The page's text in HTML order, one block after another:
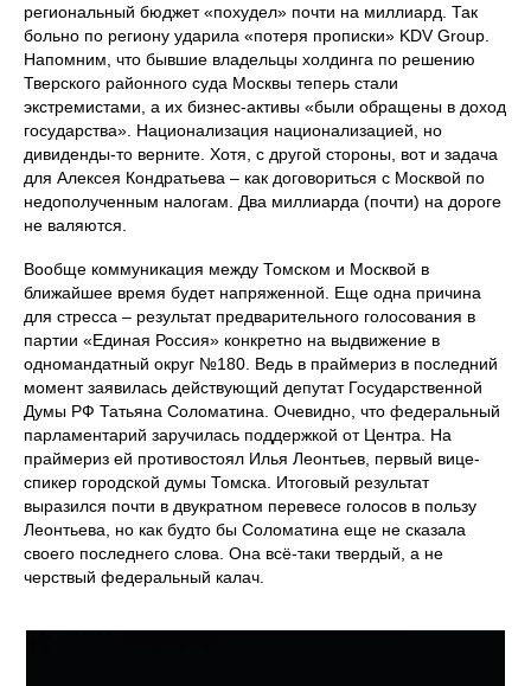
региональный бюджет «похудел» почти на миллиард. Так
больно по региону ударила «потеря прописки» KDV Group.
Напомним, что бывшие владельцы холдинга по решению
Тверского районного суда Москвы теперь стали
экстремистами, а их бизнес-активы «были обращены в доход
государства». Национализация национализацией, но
дивиденды-то верните. Хотя, с другой стороны, вот и задача
для Алексея Кондратьева – как договориться с Москвой по
недополученным налогам. Два миллиарда (почти) на дороге
не валяются.
Вообще коммуникация между Томском и Москвой в
ближайшее время будет напряженной. Еще одна причина
для стресса – результат предварительного голосования в
партии «Единая Россия» конкретно на выдвижение в
одномандатный округ №180. Ведь в праймериз в последний
момент заявилась действующий депутат Государственной
Думы РФ Татьяна Соломатина. Очевидно, что федеральный
парламентарий заручилась поддержкой от Центра. На
праймериз ей противостоял Илья Леонтьев, первый вице-
спикер городской думы Томска. Итоговый результат
выразился почти в двукратном перевесе голосов в пользу
Леонтьева, но как будто бы Соломатина еще не сказала
своего последнего слова. Она всё-таки твердый, а не
черствый федеральный калач.